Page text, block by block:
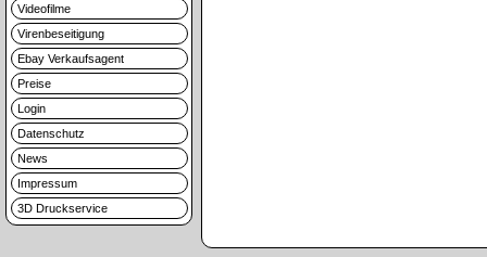
Videofilme
Virenbeseitigung
Ebay Verkaufsagent
Preise
Login
Datenschutz
News
Impressum
3D Druckservice